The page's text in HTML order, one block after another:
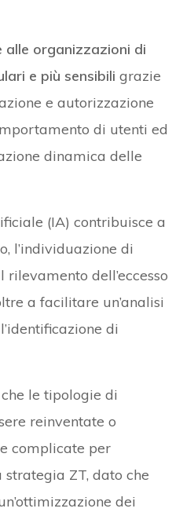
organizzazioni di
e più sensibili grazie
e autorizzazione
di utenti ed
dinamica delle
(IA) contribuisce a
l’individuazione di
dell’eccesso
a facilitare un’analisi
di
le tipologie di
reinventate o
complicate per
ZT, dato che
dei